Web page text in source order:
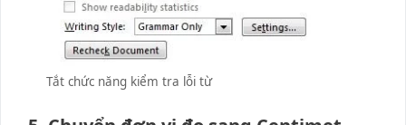
Tắt chức năng kiểm tra lỗi từ